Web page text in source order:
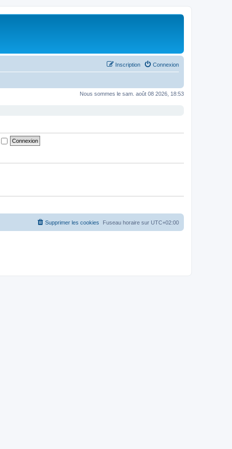
Connexion
Inscription
Nous sommes le sam. août 08 2026, 18:53
Fuseau horaire sur UTC+02:00
Supprimer les cookies